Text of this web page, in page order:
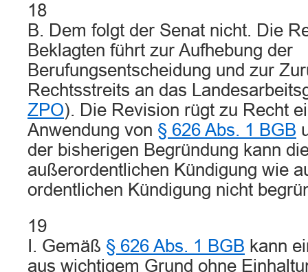
18
B. Dem folgt der Senat nicht. Die
Beklagten führt zur Aufhebung der
Berufungsentscheidung und zur
Rechtsstreits an das
ZPO). Die Revision rügt zu Recht
Anwendung von § 626 Abs. 1 BGB
der bisherigen Begründung kann
außerordentlichen Kündigung wie
ordentlichen Kündigung nicht
19
I. Gemäß § 626 Abs. 1 BGB kann
aus wichtigem Grund ohne